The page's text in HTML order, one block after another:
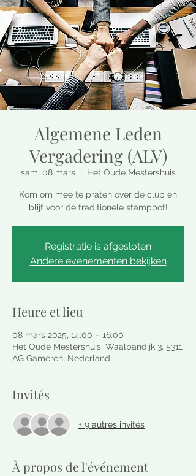
Algemene Leden
Vergadering (ALV)
sam. 08 mars
  |
Het Oude Mestershuis
Kom om mee te praten over de club en
blijf voor de traditionele stamppot!
Registratie is afgesloten
Andere evenementen bekijken
Heure et lieu
08 mars 2025, 14:00 – 16:00
Het Oude Mestershuis, Waalbandijk 3, 5311
AG Gameren, Nederland
Invités
+ 9 autres invités
À propos de l'événement